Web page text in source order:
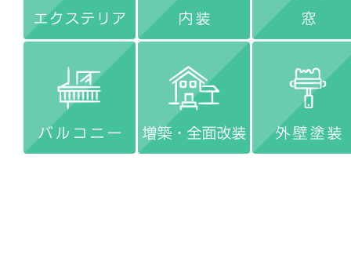
エクステリア 内装 窓
バルコニー 増築・全面改装 外壁塗装